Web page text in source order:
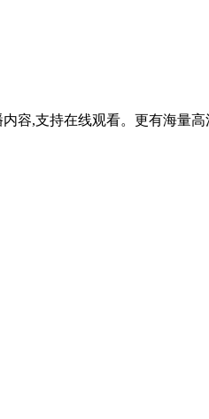
容,支持在线观看。更有海量